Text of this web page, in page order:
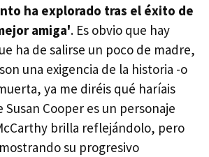
ha explorado tras el éxito de
amiga'. Es obvio que hay
ha de salirse un poco de madre,
una exigencia de la historia -o
ya me diréis qué haríais
Cooper es un personaje
brilla reflejándolo, pero
su progresivo